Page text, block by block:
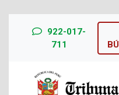
922-017-
711